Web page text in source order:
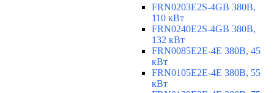
FRN0203E2S-4GB 380В,
110 кВт
FRN0240E2S-4GB 380В,
132 кВт
FRN0085E2E-4E 380В, 45
кВт
FRN0105E2E-4E 380В, 55
кВт